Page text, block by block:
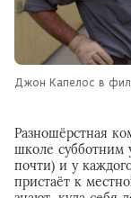
Джон Капелос в
Разношёрстная
школе субботним
почти) и у
пристаёт к